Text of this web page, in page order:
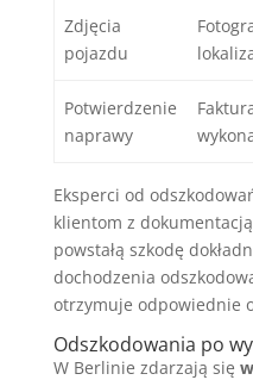
Zdjęcia
pojazdu
Potwierdzenie
naprawy
Eksperci od
klientom z
powstałą szkodę
dochodzenia
otrzymuje odpowiednie
Odszkodowania po
W Berlinie zdarzają się